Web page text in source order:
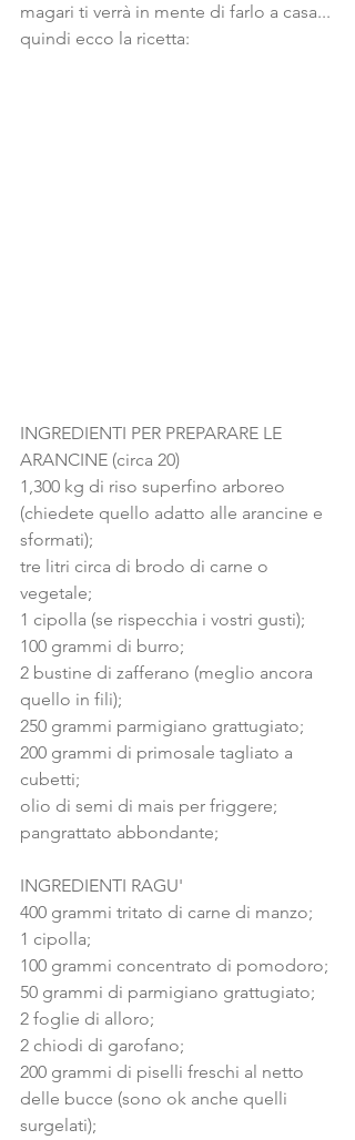
magari ti verrà in mente di farlo a casa...
quindi ecco la ricetta:
INGREDIENTI PER PREPARARE LE
ARANCINE (circa 20)
1,300 kg di riso superfino arboreo
(chiedete quello adatto alle arancine e
sformati);
tre litri circa di brodo di carne o
vegetale;
1 cipolla (se rispecchia i vostri gusti);
100 grammi di burro;
2 bustine di zafferano (meglio ancora
quello in fili);
250 grammi parmigiano grattugiato;
200 grammi di primosale tagliato a
cubetti;
olio di semi di mais per friggere;
pangrattato abbondante;
INGREDIENTI RAGU'
400 grammi tritato di carne di manzo;
1 cipolla;
100 grammi concentrato di pomodoro;
50 grammi di parmigiano grattugiato;
2 foglie di alloro;
2 chiodi di garofano;
200 grammi di piselli freschi al netto
delle bucce (sono ok anche quelli
surgelati);